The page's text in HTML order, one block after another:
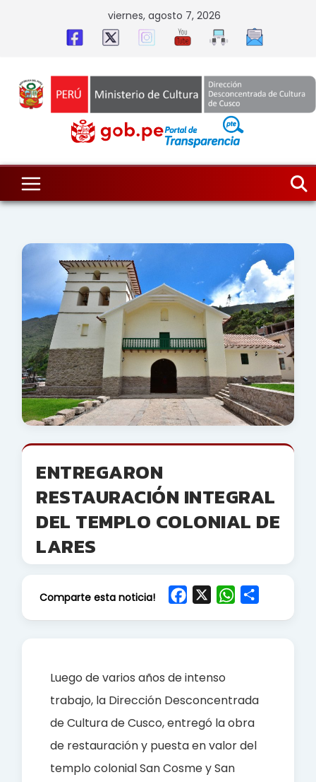
viernes, agosto 7, 2026
ENTREGARON
RESTAURACIÓN INTEGRAL
DEL TEMPLO COLONIAL DE
LARES
Comparte esta noticia!
o
o
k
W
p
p
Luego de varios años de intenso
trabajo, la Dirección Desconcentrada
de Cultura de Cusco, entregó la obra
de restauración y puesta en valor del
templo colonial San Cosme y San